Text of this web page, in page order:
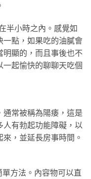
半小時之內。感覺如
一點，如果吃的油膩會
顯的，而且事後也不
起愉快的聊聊天吃個
常被稱為陽痿，這是
有勃起功能障礙，以
，並延長房事時間。
方法。內容物可以直